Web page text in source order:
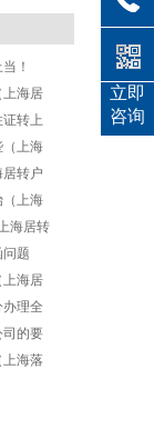
调出
！
司办海居
转上
上海
转户
上海
海居转
题
海居
理全
的要
）海落
立即
咨询